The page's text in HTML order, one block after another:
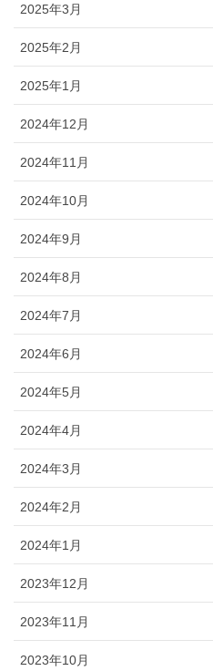
2025年3月
2025年2月
2025年1月
2024年12月
2024年11月
2024年10月
2024年9月
2024年8月
2024年7月
2024年6月
2024年5月
2024年4月
2024年3月
2024年2月
2024年1月
2023年12月
2023年11月
2023年10月